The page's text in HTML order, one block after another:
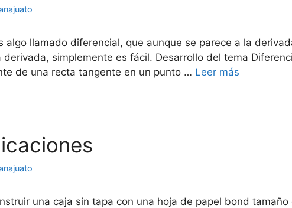
algo llamado diferencial, que aunque se parece a la
simplemente es fácil. Desarrollo del tema
de una recta tangente en un punto … Leer más
una caja sin tapa con una hoja de papel bond